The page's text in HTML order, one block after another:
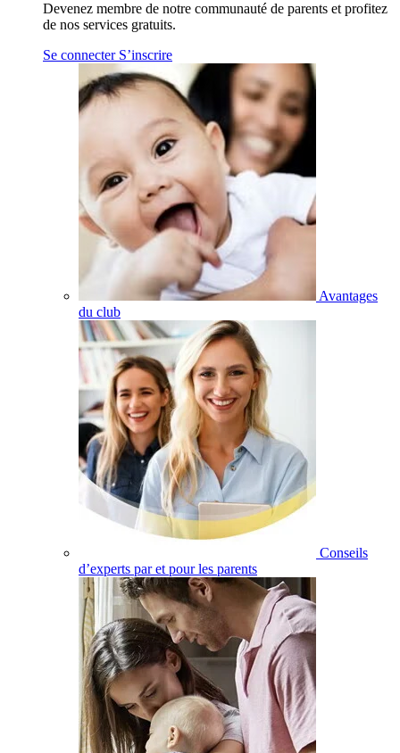
Devenez membre de notre communauté de parents et profitez
de nos services gratuits.
Se connecter S’inscrire
Avantages
du club
Conseils
d’experts par et pour les parents